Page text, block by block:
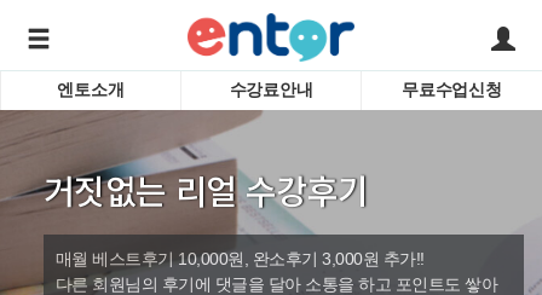
학습도우미 G1
서비스안내
강사소개
회사소개
어린이
영자신
엔토소개 수강료안내 무료수업신청
거짓없는 리얼 수강후기
매월 베스트후기 10,000원, 완소후기 3,000원 추가!!
다른 회원님의 후기에 댓글을 달아 소통을 하고 포인트도 쌓아